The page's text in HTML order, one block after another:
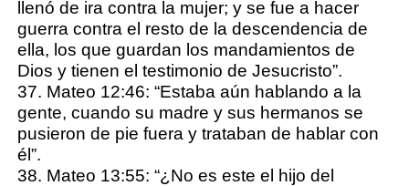
llenó de ira contra la mujer; y se fue a hacer
guerra contra el resto de la descendencia de
ella, los que guardan los mandamientos de
Dios y tienen el testimonio de Jesucristo”.
37. Mateo 12:46: “Estaba aún hablando a la
gente, cuando su madre y sus hermanos se
pusieron de pie fuera y trataban de hablar con
él”.
38. Mateo 13:55: “¿No es este el hijo del